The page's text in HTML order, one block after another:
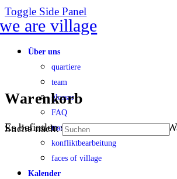
Toggle Side Panel
Über uns
quartiere
team
glossar
FAQ
transparenz
konfliktbearbeitung
faces of village
Kalender
Warenkorb
Es befinden sich keine Produkte im
Suche nach: